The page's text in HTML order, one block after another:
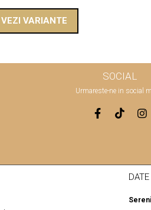
VEZI VARIANTE
SOCIAL
Urmareste-ne in social